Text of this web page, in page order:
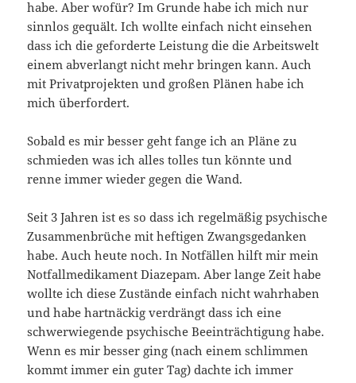
habe. Aber wofür? Im Grunde habe ich mich nur
sinnlos gequält. Ich wollte einfach nicht einsehen
dass ich die geforderte Leistung die die Arbeitswelt
einem abverlangt nicht mehr bringen kann. Auch
mit Privatprojekten und großen Plänen habe ich
mich überfordert.
Sobald es mir besser geht fange ich an Pläne zu
schmieden was ich alles tolles tun könnte und
renne immer wieder gegen die Wand.
Seit 3 Jahren ist es so dass ich regelmäßig psychische
Zusammenbrüche mit heftigen Zwangsgedanken
habe. Auch heute noch. In Notfällen hilft mir mein
Notfallmedikament Diazepam. Aber lange Zeit habe
wollte ich diese Zustände einfach nicht wahrhaben
und habe hartnäckig verdrängt dass ich eine
schwerwiegende psychische Beeinträchtigung habe.
Wenn es mir besser ging (nach einem schlimmen
kommt immer ein guter Tag) dachte ich immer